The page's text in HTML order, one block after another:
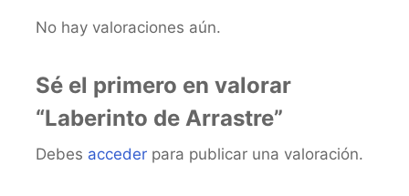
No hay valoraciones aún.
Sé el primero en valorar
“Laberinto de Arrastre”
Debes acceder para publicar una valoración.